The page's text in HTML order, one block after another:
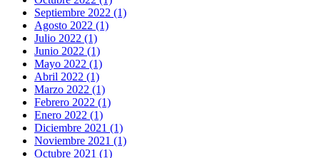
Septiembre 2022 (1)
Agosto 2022 (1)
Julio 2022 (1)
Junio 2022 (1)
Mayo 2022 (1)
Abril 2022 (1)
Marzo 2022 (1)
Febrero 2022 (1)
Enero 2022 (1)
Diciembre 2021 (1)
Noviembre 2021 (1)
Octubre 2021 (1)